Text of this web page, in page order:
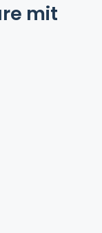
mit